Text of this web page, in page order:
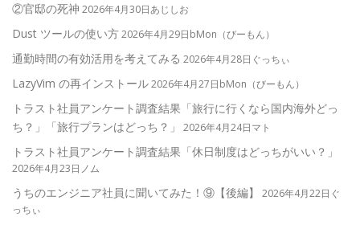
②官邸の死神 2026年4月30日あじしお
Dust ツールの使い方2026年4月29日bMon（びーもん）
通勤時間の有効活用を考えてみる 2026年4月28日ぐっちぃ
LazyVim の再インストール2026年4月27日bMon（びーもん）
トラスト社員アンケート調査結果「旅行に行くなら国内海外どっ
ち？」「旅行プランはどっち？」
2026年4月24日マト
トラスト社員アンケート調査結果「休日制度はどっちがいい？」
2026年4月23日ノム
うちのエンジニア社員に聞いてみた！⑨【後編】
2026年4月22日ぐ
っちぃ